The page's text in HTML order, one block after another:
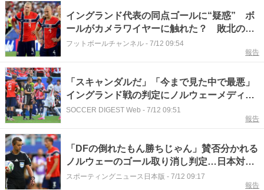
イングランド代表の同点ゴールに“疑惑” ボ
ールがカメラワイヤーに触れた？ 敗北のノ
ルウェーは怒り「スキャンダル」、FIFAは接
フットボールチャンネル - 7/12 09:54
報告
「スキャンダルだ」「今まで見た中で最悪」
イングランド戦の判定にノルウェーメディア
が憤慨！ 英識者は異なる見解「なぜハーラン
SOCCER DIGEST Web - 7/12 09:51
報告
「DFの倒れたもん勝ちじゃん」賛否分かれる
ノルウェーのゴール取り消し判定…日本対オ
ランダ戦での判定への不満も再燃「ファンダ
スポーティングニュース日本版 - 7/12 09:17
報告